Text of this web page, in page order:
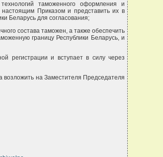
таможенного оформления и
настоящим Приказом и представить их в
Беларусь для согласования;
состава таможен, а также обеспечить
границу Республики Беларусь, и
регистрации и вступает в силу через
возложить на Заместителя Председателя